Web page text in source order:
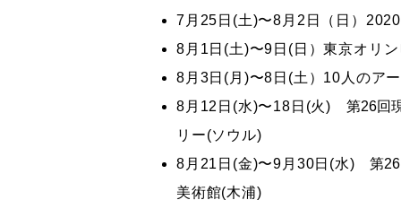
7月25日(土)〜8月2日（日）
8月1日(土)〜9日(日）東京オリ
8月3日(月)〜8日(土）10人のア
8月12日(水)〜18日(火) 第26回
リー(ソウル)
8月21日(金)〜9月30日(水)第
美術館(木浦)